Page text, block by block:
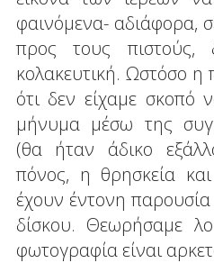
φαινόμενα- αδιάφορα,
προς τους πιστούς,
κολακευτική. Ωστόσο η
ότι δεν είχαμε σκοπό
μήνυμα μέσω της
(θα ήταν άδικο
πόνος, η θρησκεία
έχουν έντονη
δίσκου. Θεωρήσαμε
φωτογραφία είναι